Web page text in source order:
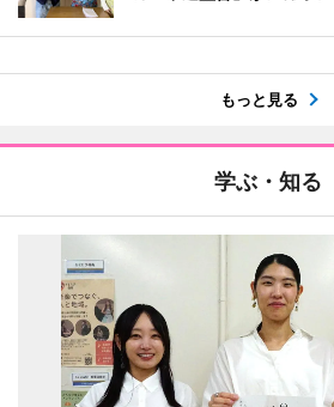
もっと見る
学ぶ・知る